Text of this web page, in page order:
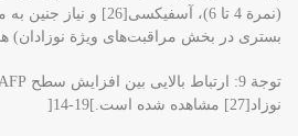
(نمرة 4 تا 6)، آسفیکسی[26]
بستری در بخش مراقبت‌های ویژة نوزادان)
نوزاد[27] مشاهده شده است.]19-14[